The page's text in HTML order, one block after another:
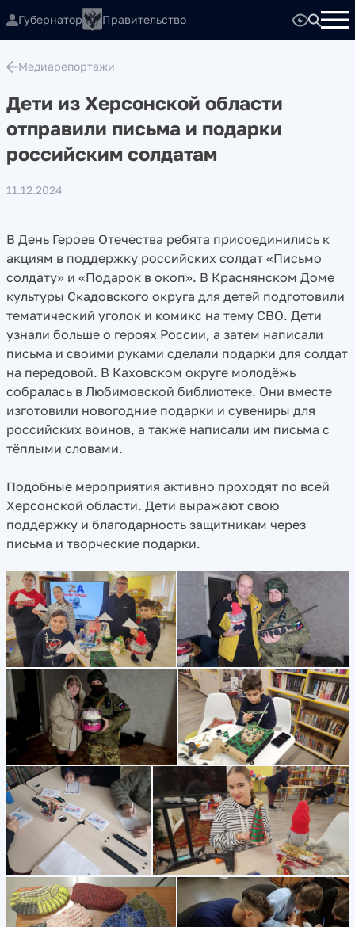
Губернатор Правительство
Медиарепортажи
Дети из Херсонской области
отправили письма и подарки
российским солдатам
11.12.2024
В День Героев Отечества ребята присоединились к
акциям в поддержку российских солдат «Письмо
солдату» и «Подарок в окоп». В Краснянском Доме
культуры Скадовского округа для детей подготовили
тематический уголок и комикс на тему СВО. Дети
узнали больше о героях России, а затем написали
письма и своими руками сделали подарки для солдат
на передовой. В Каховском округе молодёжь
собралась в Любимовской библиотеке. Они вместе
изготовили новогодние подарки и сувениры для
российских воинов, а также написали им письма с
тёплыми словами.
Подобные мероприятия активно проходят по всей
Херсонской области. Дети выражают свою
поддержку и благодарность защитникам через
письма и творческие подарки.